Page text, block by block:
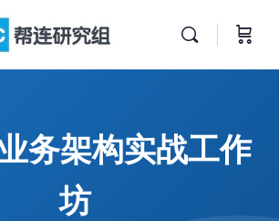
务架构实战工作
坊